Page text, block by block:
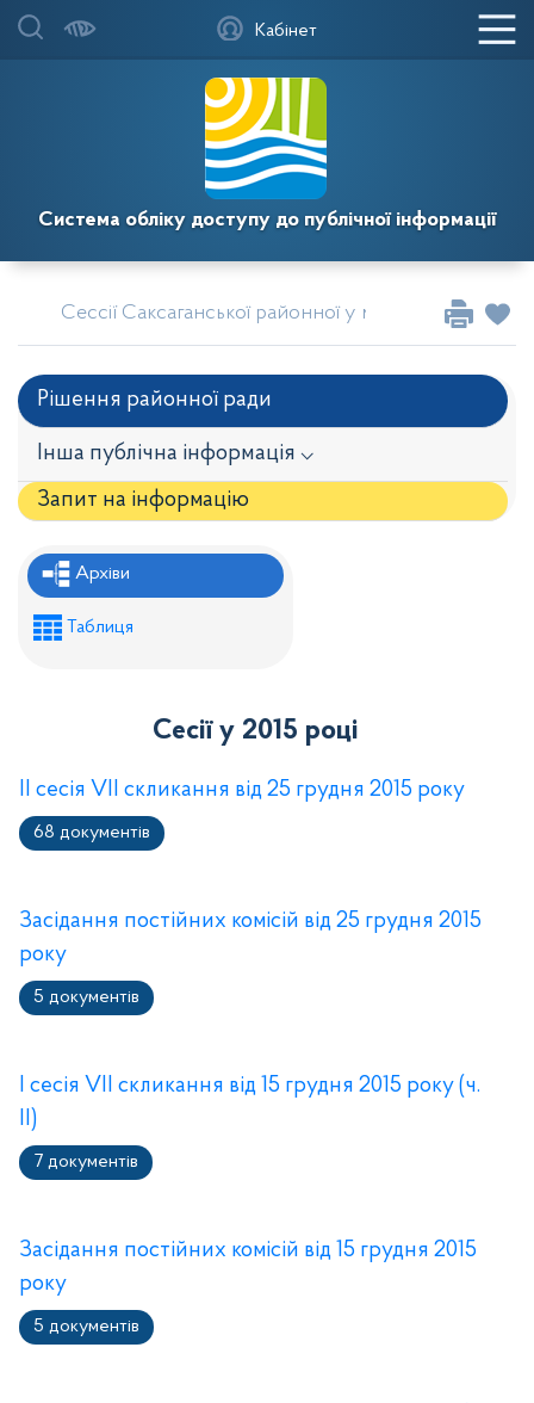
Система обліку доступу до публічної інформації
Кабінет
Сессії Саксаганської районної у місті Кривому
Рішення районної ради
Інша публічна інформація ⌵
Запит на iнформацію
Рішення районної ради
Рішення виконавчого комітету
Розпорядження районного голови
Проекти рішень районної ради
Архіви
Таблиця
Сесії у 2015 році
II сесія VII скликання від 25 грудня 2015 року
68 документів
Засідання постійних комісій від 25 грудня 2015
року
5 документів
I сесія VII скликання від 15 грудня 2015 року (ч.
ІІ)
7 документів
Засідання постійних комісій від 15 грудня 2015
року
5 документів